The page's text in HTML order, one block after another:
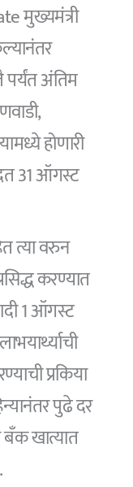
मुख्यमंत्री
पर्यंत अंतिम
होणारी
31 ऑगस्ट
त्या वरुन
करण्यात
1 ऑगस्ट
प्रकिया
पुढे दर
बँक खात्यात